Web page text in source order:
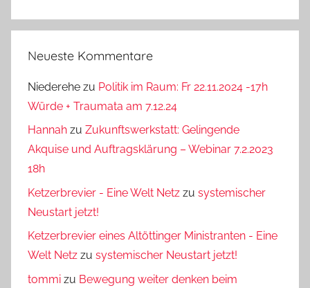
Neueste Kommentare
Niederehe zu Politik im Raum: Fr 22.11.2024 -17h
Würde + Traumata am 7.12.24
Hannah zu Zukunftswerkstatt: Gelingende
Akquise und Auftragsklärung – Webinar 7.2.2023
18h
Ketzerbrevier - Eine Welt Netz zu systemischer
Neustart jetzt!
Ketzerbrevier eines Altöttinger Ministranten - Eine
Welt Netz zu systemischer Neustart jetzt!
tommi zu Bewegung weiter denken beim